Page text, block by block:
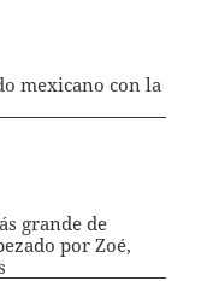
mexicano con la
grande de
por Zoé,